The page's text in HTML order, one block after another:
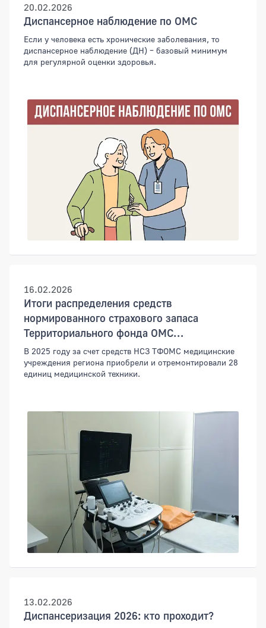
20.02.2026
Диспансерное наблюдение по ОМС
Если у человека есть хронические заболевания, то
диспансерное наблюдение (ДН) – базовый минимум
для регулярной оценки здоровья.
16.02.2026
Итоги распределения средств
нормированного страхового запаса
Территориального фонда ОМС
Оренбургской области за 2025 год
В 2025 году за счет средств НСЗ ТФОМС медицинские
учреждения региона приобрели и отремонтировали 28
единиц медицинской техники.
13.02.2026
Диспансеризация 2026: кто проходит?